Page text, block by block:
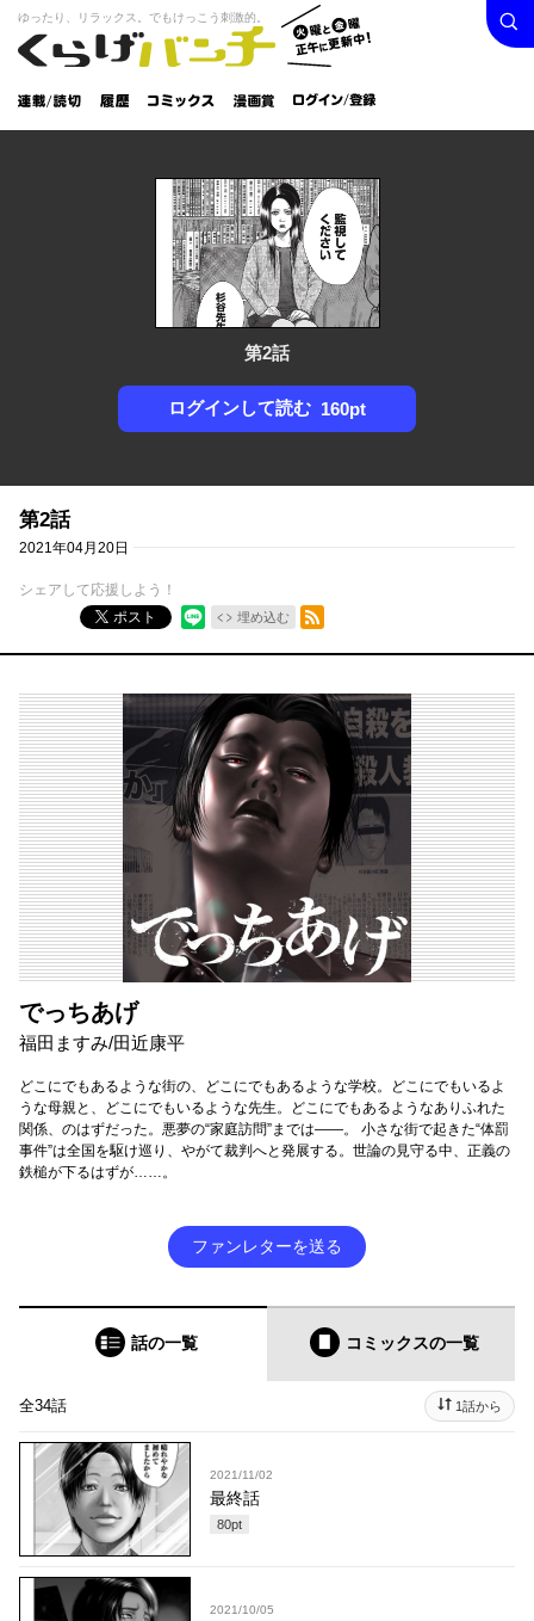
くらげバンチ
火曜と
金曜正
午に更
新中！
ゆったり、リラックス。でもけっこう刺激的。
連載/読
切
履
歴
コミック
漫画
賞
ログイン /
登録
検索
第2話
ログインして読む 160pt
第2話
2021年04月20日
シェアして応援しよう！
ポスト
埋め込む
RSSフィード
でっちあげ
福田ますみ/田近康平
どこにでもあるような街の、どこにでもあるような学校。どこにでもいるよ
うな母親と、どこにでもいるような先生。どこにでもあるようなありふれた
関係、のはずだった。悪夢の“家庭訪問”までは――。 小さな街で起きた“体罰
事件”は全国を駆け巡り、やがて裁判へと発展する。世論の見守る中、正義の
鉄槌が下るはずが……。
ファンレターを送る
話の一覧 コミックスの一覧
全34話 1話から
2021/11/02
最終話
80pt
2021/10/05